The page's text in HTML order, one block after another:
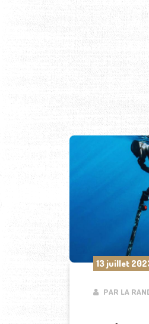
13 juillet
PAR LA